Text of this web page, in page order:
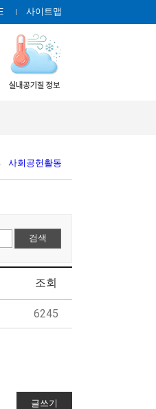
사이트맵
사회공헌활동
조회
6245
글쓰기